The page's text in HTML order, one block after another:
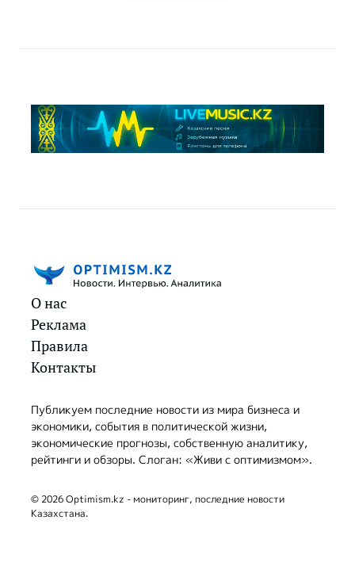
О нас
Реклама
Правила
Контакты
Публикуем последние новости из мира бизнеса и
экономики, события в политической жизни,
экономические прогнозы, собственную аналитику,
рейтинги и обзоры. Слоган: «Живи с оптимизмом».
© 2026 Optimism.kz - мониторинг, последние новости
Казахстана.